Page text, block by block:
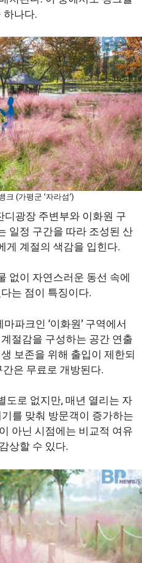
하나다.
크 (가평군 ‘자라섬’)
디광장 주변부와 이화원 구
일정 구간을 따라 조성된 산
게 계절의 색감을 입힌다.
없이 자연스러운 동선 속에
는 점이 특징이다.
파크인 ‘이화원’ 구역에서
절감을 구성하는 공간 연출
보존을 위해 출입이 제한되
은 무료로 개방된다.
도로 없지만, 매년 열리는 자
를 맞춰 방문객이 증가하는
아닌 시점에는 비교적 여유
상할 수 있다.